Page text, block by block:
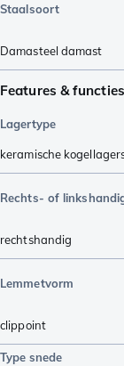
Staalsoort
Damasteel damast
Features & functies
Lagertype
keramische
Rechts- of
rechtshandig
Lemmetvorm
clippoint
Type snede